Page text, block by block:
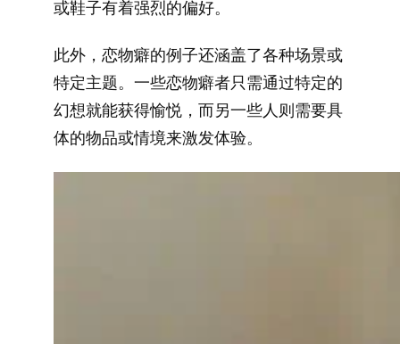
或鞋子有着强烈的偏好。
此外，恋物癖的例子还涵盖了各种场景或
特定主题。一些恋物癖者只需通过特定的
幻想就能获得愉悦，而另一些人则需要具
体的物品或情境来激发体验。